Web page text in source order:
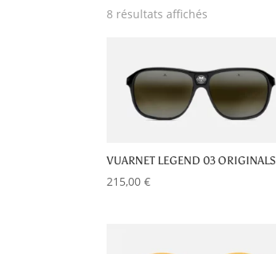
8 résultats affichés
VUARNET LEGEND 03 ORIGINALS
215,00€